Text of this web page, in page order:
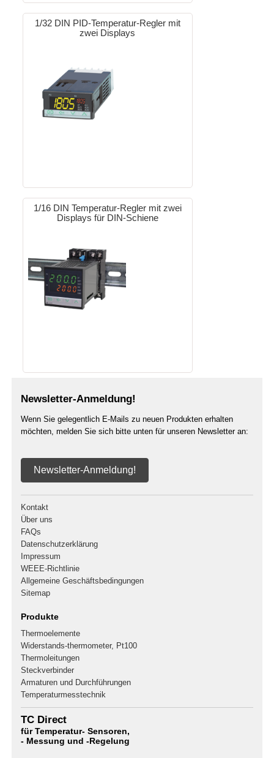
1/32 DIN PID-Temperatur-Regler mit
zwei Displays
1/16 DIN Temperatur-Regler mit zwei
Displays für DIN-Schiene
Newsletter-Anmeldung!
Wenn Sie gelegentlich E-Mails zu neuen Produkten erhalten
möchten, melden Sie sich bitte unten für unseren Newsletter an:
Newsletter-Anmeldung!
Kontakt
Über uns
FAQs
Datenschutzerklärung
Impressum
WEEE-Richtlinie
Allgemeine Geschäftsbedingungen
Sitemap
Produkte
Thermoelemente
Widerstands-thermometer, Pt100
Thermoleitungen
Steckverbinder
Armaturen und Durchführungen
Temperaturmesstechnik
TC Direct
für Temperatur- Sensoren,
- Messung und -Regelung